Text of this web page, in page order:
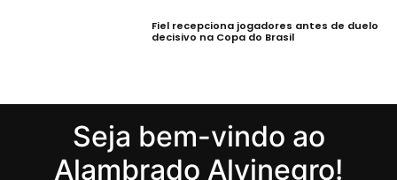
Fiel recepciona jogadores antes de duelo
decisivo na Copa do Brasil
Seja bem-vindo ao
Alambrado Alvinegro!